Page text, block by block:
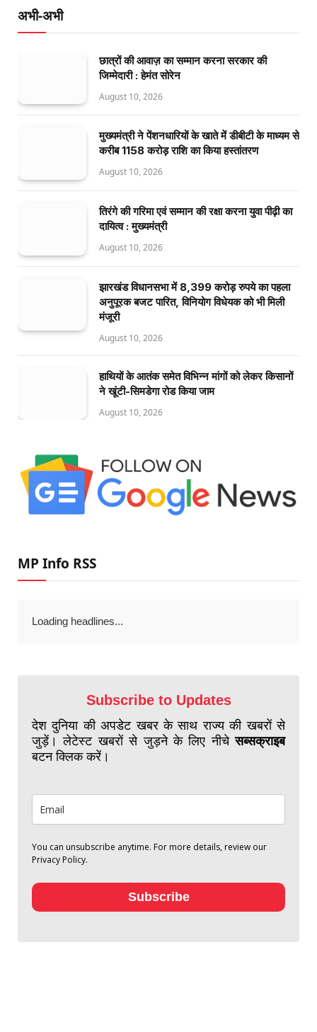
अभी-अभी
छात्रों की आवाज़ का सम्मान करना सरकार की
जिम्मेदारी : हेमंत सोरेन
August 10, 2026
मुख्यमंत्री ने पेंशनधारियों के खाते में डीबीटी के माध्यम से
करीब 1158 करोड़ राशि का किया हस्तांतरण
August 10, 2026
तिरंगे की गरिमा एवं सम्मान की रक्षा करना युवा पीढ़ी का
दायित्व : मुख्यमंत्री
August 10, 2026
झारखंड विधानसभा में 8,399 करोड़ रुपये का पहला
अनुपूरक बजट पारित, विनियोग विधेयक को भी मिली
मंजूरी
August 10, 2026
हाथियों के आतंक समेत विभिन्न मांगों को लेकर किसानों
ने खूंटी-सिमडेगा रोड किया जाम
August 10, 2026
MP Info RSS
Loading headlines...
Subscribe to Updates
देश दुनिया की अपडेट खबर के साथ राज्य की खबरों से
जुड़ें। लेटेस्ट खबरों से जुड़ने के लिए नीचेसब्सक्राइब
बटन क्लिक करें।
You can unsubscribe anytime. For more details, review our
Privacy Policy.
Subscribe